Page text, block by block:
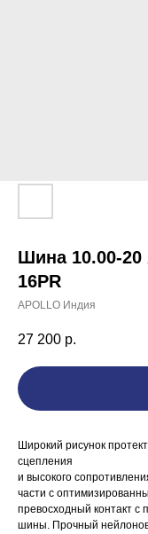
Шина 10.00-20
16PR
APOLLO Индия
27 200 р.
Широкий рисунок
сцепления
и высокого
части с
превосходный контакт с
шины. Прочный